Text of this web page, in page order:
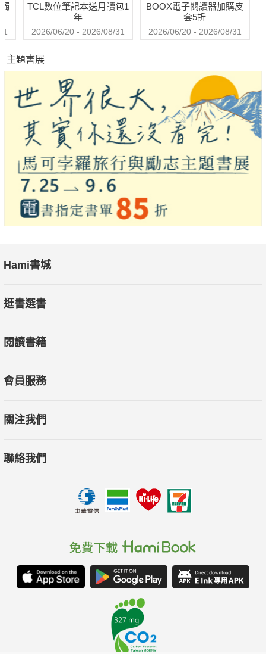
TCL數位筆記本送月讀包1
年
2026/06/20 - 2026/08/31
BOOX電子閱讀器加購皮
套5折
2026/06/20 - 2026/08/31
主題書展
Hami書城
逛書選書
閱讀書籍
會員服務
關注我們
聯絡我們